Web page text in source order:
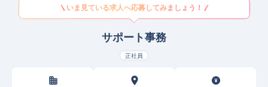
いま見ている求人へ応募してみましょう！
サポート事務
正社員